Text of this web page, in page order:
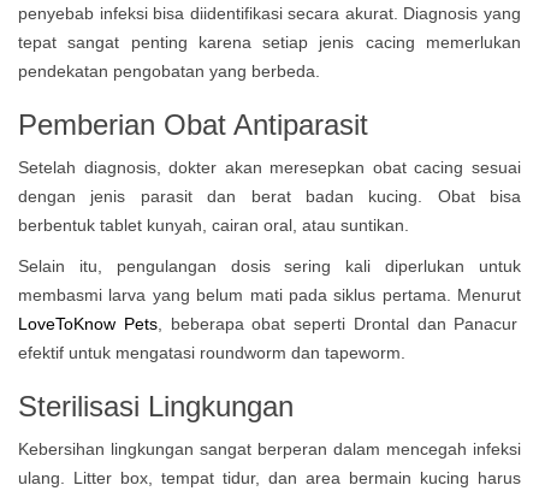
penyebab infeksi bisa diidentifikasi secara akurat. Diagnosis yang
tepat sangat penting karena setiap jenis cacing memerlukan
pendekatan pengobatan yang berbeda.
Pemberian Obat Antiparasit
Setelah diagnosis, dokter akan meresepkan obat cacing sesuai
dengan jenis parasit dan berat badan kucing. Obat bisa
berbentuk tablet kunyah, cairan oral, atau suntikan.
Selain itu, pengulangan dosis sering kali diperlukan untuk
membasmi larva yang belum mati pada siklus pertama. Menurut
LoveToKnow Pets, beberapa obat seperti Drontal dan Panacur
efektif untuk mengatasi roundworm dan tapeworm.
Sterilisasi Lingkungan
Kebersihan lingkungan sangat berperan dalam mencegah infeksi
ulang. Litter box, tempat tidur, dan area bermain kucing harus